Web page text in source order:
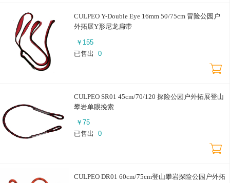
CULPEO Y-Double Eye 16mm 50/75cm 冒险公园户
外拓展Y形尼龙扁带
￥ 155
已售出
0
CULPEO SR01 45cm/70/120 探险公园户外拓展登山
攀岩单眼挽索
￥ 75
已售出
0
CULPEO DR01 60cm/75cm登山攀岩探险公园户外拓